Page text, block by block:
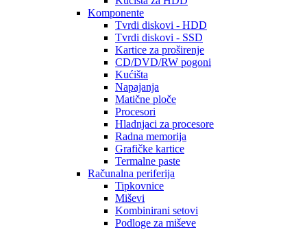
Komponente
Tvrdi diskovi - HDD
Tvrdi diskovi - SSD
Kartice za proširenje
CD/DVD/RW pogoni
Kućišta
Napajanja
Matične ploče
Procesori
Hladnjaci za procesore
Radna memorija
Grafičke kartice
Termalne paste
Računalna periferija
Tipkovnice
Miševi
Kombinirani setovi
Podloge za miševe